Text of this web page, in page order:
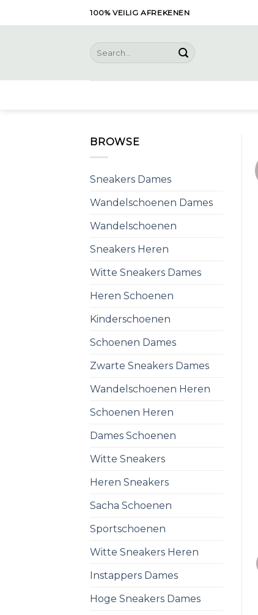
to
100% VEILIG AFREKENEN
Search
for:
BROWSE
Sneakers Dames
Wandelschoenen Dames
Wandelschoenen
Sneakers Heren
Witte Sneakers Dames
Heren Schoenen
Kinderschoenen
Schoenen Dames
Zwarte Sneakers Dames
Wandelschoenen Heren
Schoenen Heren
Dames Schoenen
Witte Sneakers
Heren Sneakers
Sacha Schoenen
Sportschoenen
Witte Sneakers Heren
Instappers Dames
Hoge Sneakers Dames